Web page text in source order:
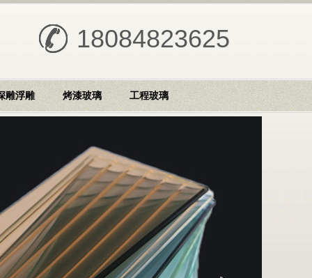
18084823625
雕浮雕 烤漆玻璃 工程玻璃